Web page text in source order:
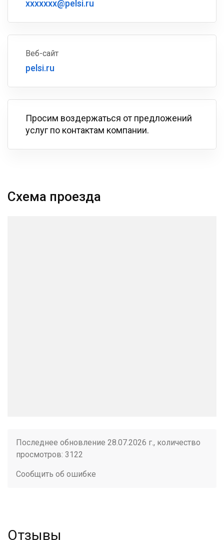
xxxxxxx@pelsi.ru
Веб-сайт
pelsi.ru
Просим воздержаться от предложений
услуг по контактам компании.
Схема проезда
Последнее обновление 28.07.2026 г., количество
просмотров: 3122
Сообщить об ошибке
Отзывы